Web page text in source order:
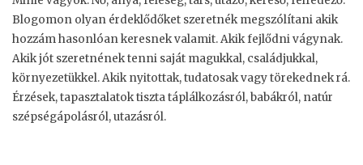
Blogomon olyan érdeklődőket szeretnék megszólítani akik
hozzám hasonlóan keresnek valamit. Akik fejlődni vágynak.
Akik jót szeretnének tenni saját magukkal, családjukkal,
környezetükkel. Akik nyitottak, tudatosak vagy törekednek rá.
Érzések, tapasztalatok tiszta táplálkozásról, babákról, natúr
szépségápolásról, utazásról.